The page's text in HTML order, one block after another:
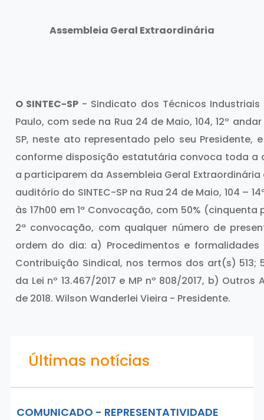
Assembleia Geral Extraordinária
O SINTEC-SP - Sindicato dos Técnicos
Paulo, com sede na Rua 24 de Maio, 104, 12º
SP, neste ato representado pelo seu Presidente,
conforme disposição estatutária convoca toda a
a participarem da Assembleia Geral
auditório do SINTEC-SP na Rua 24 de Maio, 104 –
às 17h00 em 1ª Convocação, com 50%
2ª convocação, com qualquer número de
ordem do dia: a) Procedimentos e
Contribuição Sindical, nos termos dos art(s) 513;
da Lei nº 13.467/2017 e MP nº 808/2017, b)
de 2018. Wilson Wanderlei Vieira - Presidente.
Últimas notícias
COMUNICADO - REPRESENTATIVIDADE